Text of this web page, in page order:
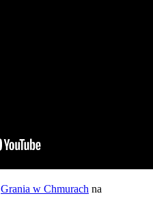
Grania w Chmurach na